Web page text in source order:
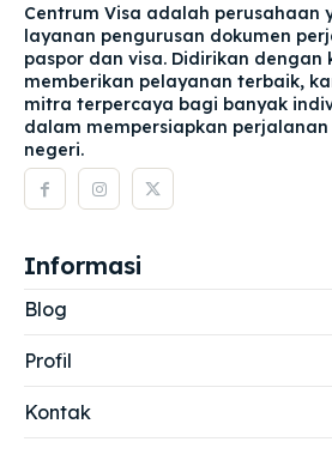
Centrum Visa adalah perusahaan
layanan pengurusan dokumen
paspor dan visa. Didirikan dengan
memberikan pelayanan terbaik,
mitra terpercaya bagi banyak
dalam mempersiapkan
negeri.
Informasi
Blog
Profil
Kontak